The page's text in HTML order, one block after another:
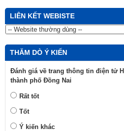
LIÊN KẾT WEBISTE
THĂM DÒ Ý KIẾN
Đánh giá về trang thông tin điện tử
thành phố Đồng Nai
Rất tốt
Tốt
Ý kiến khác